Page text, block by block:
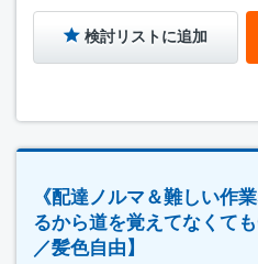
検討リストに追加
《配達ノルマ＆難しい作
るから道を覚えてなくて
／髪色自由】